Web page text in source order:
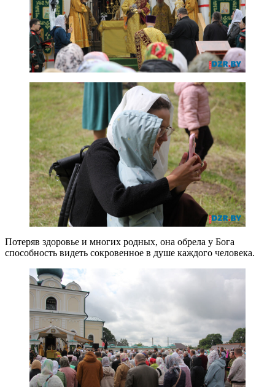
Потеряв здоровье и многих родных, она обрела у Бога
способность видеть сокровенное в душе каждого человека.